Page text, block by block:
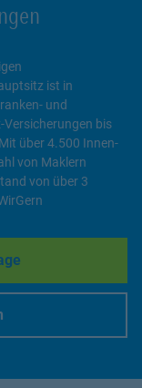
ist in
und
Versicherungen bis
über 4.500 Innen-
von Maklern
von über 3
in New Tab